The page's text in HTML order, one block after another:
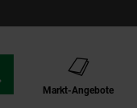
Markt-Angebote